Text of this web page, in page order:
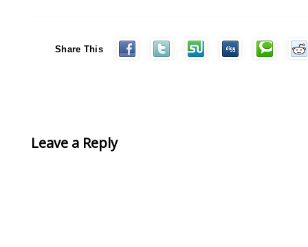
Share This
Leave a Reply